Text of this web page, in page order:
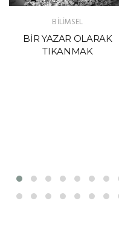
BİLİMSEL
BİR YAZAR OLARAK
TIKANMAK